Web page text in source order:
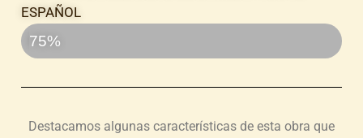
ESPAÑOL
Progreso
75%
Destacamos algunas características de esta obra que